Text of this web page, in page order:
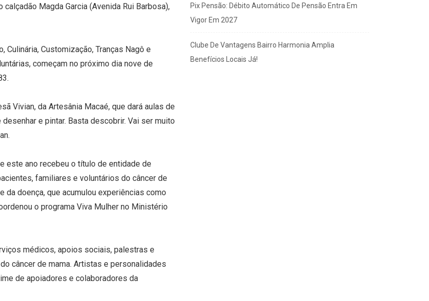
Magda Garcia (Avenida Rui Barbosa),
Customização, Tranças Nagô e
começam no próximo dia nove de
Vivian, da Artesânia Macaé, que dará aulas de
e pintar. Basta descobrir. Vai ser muito
este ano recebeu o título de entidade de
familiares e voluntários do câncer de
da doença, que acumulou experiências como
o programa Viva Mulher no Ministério
médicos, apoios sociais, palestras e
câncer de mama. Artistas e personalidades
de apoiadores e colaboradores da
Pix Pensão: Débito Automático De Pensão Entra Em
Vigor Em 2027
Clube De Vantagens Bairro Harmonia Amplia
Benefícios Locais Já!